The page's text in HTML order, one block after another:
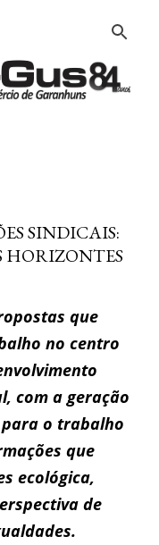
SINDICAIS:
HORIZONTES
que
no centro
com a geração
o trabalho
que
ecológica,
de